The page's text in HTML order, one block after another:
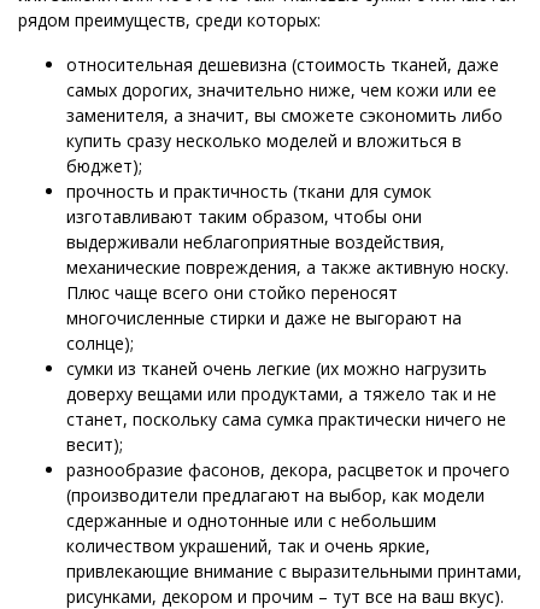
рядом преимуществ, среди которых:
относительная дешевизна (стоимость тканей, даже
самых дорогих, значительно ниже, чем кожи или ее
заменителя, а значит, вы сможете сэкономить либо
купить сразу несколько моделей и вложиться в
бюджет);
прочность и практичность (ткани для сумок
изготавливают таким образом, чтобы они
выдерживали неблагоприятные воздействия,
механические повреждения, а также активную носку.
Плюс чаще всего они стойко переносят
многочисленные стирки и даже не выгорают на
солнце);
сумки из тканей очень легкие (их можно нагрузить
доверху вещами или продуктами, а тяжело так и не
станет, поскольку сама сумка практически ничего не
весит);
разнообразие фасонов, декора, расцветок и прочего
(производители предлагают на выбор, как модели
сдержанные и однотонные или с небольшим
количеством украшений, так и очень яркие,
привлекающие внимание с выразительными принтами,
рисунками, декором и прочим – тут все на ваш вкус).